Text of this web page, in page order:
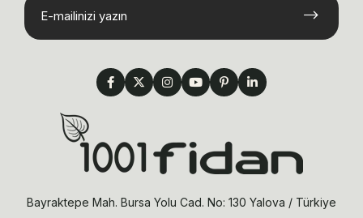
Bayraktepe Mah. Bursa Yolu Cad. No: 130 Yalova / Türkiye